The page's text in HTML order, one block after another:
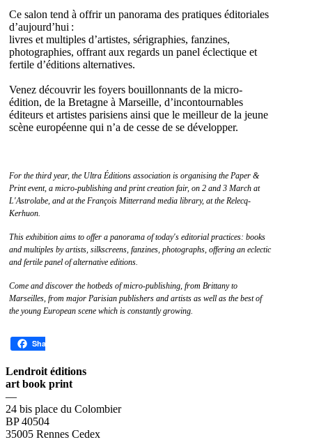
Ce salon tend à offrir un panorama des pratiques éditoriales
d’aujourd’hui :
livres et multiples d’artistes, sérigraphies, fanzines,
photographies, offrant aux regards un panel éclectique et
fertile d’éditions alternatives.
Venez découvrir les foyers bouillonnants de la micro-
édition, de la Bretagne à Marseille, d’incontournables
éditeurs et artistes parisiens ainsi que le meilleur de la jeune
scène européenne qui n’a de cesse de se développer.
For the third year, the Ultra Éditions association is organising the Paper &
Print event, a micro-publishing and print creation fair, on 2 and 3 March at
L'Astrolabe, and at the François Mitterrand media library, at the Relecq-
Kerhuon.
This exhibition aims to offer a panorama of today's editorial practices: books
and multiples by artists, silkscreens, fanzines, photographs, offering an eclectic
and fertile panel of alternative editions.
Come and discover the hotbeds of micro-publishing, from Brittany to
Marseilles, from major Parisian publishers and artists as well as the best of
the young European scene which is constantly growing.
Share
Lendroit éditions
art book print
—
24 bis place du Colombier
BP 40504
35005 Rennes Cedex